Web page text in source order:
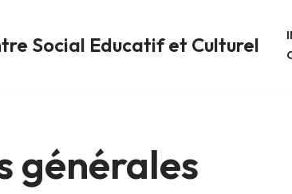
Social Educatif et Culturel
générales